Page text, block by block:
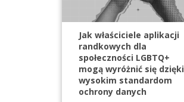
Jak właściciele aplikacji
randkowych dla
społeczności LGBTQ+
mogą wyróżnić się dzięki
wysokim standardom
ochrony danych